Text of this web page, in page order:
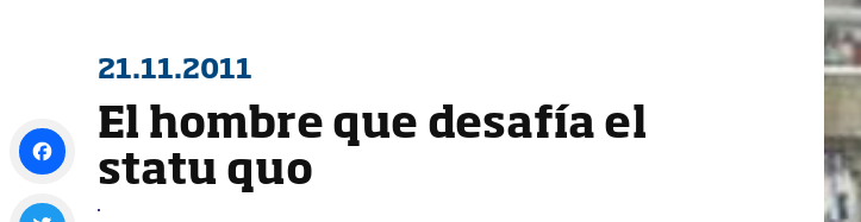
21.11.2011
El hombre que desafía el
statu quo
Facebook